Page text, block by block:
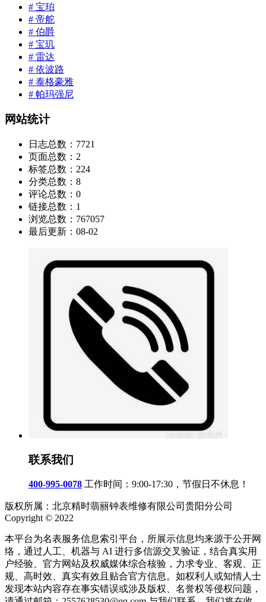
# 宝珀
# 帝舵
# 伯爵
# 宝玑
# 雷达
# 依波路
# 泰格豪雅
# 帕玛强尼
网站统计
日志总数： 7721
页面总数： 2
标签总数： 224
分类总数： 8
评论总数： 0
链接总数： 1
浏览总数： 767057
最后更新： 08-02
联系我们
400-995-0078 工作时间：9:00-17:30，节假日不休息！
版权所属：北京精时翡丽钟表维修有限公司贵阳分公司
Copyright © 2022
本平台为名表服务信息索引平台，所展示信息均来源于公开网
络，通过人工、机器与 AI 进行多信源交叉验证，结合真实用
户经验、官方网站及权威媒体综合核验，力求专业、客观、正
规、高时效、真实有效且贴合官方信息。如权利人或知情人士
发现本站内容存在事实错误或涉及版权、名誉权等侵权问题，